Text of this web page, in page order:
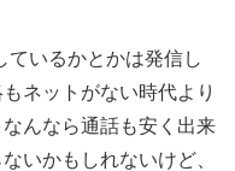
ているかとかは発信し
ネットがない時代より
んなら通話も安く出来
いかもしれないけど、